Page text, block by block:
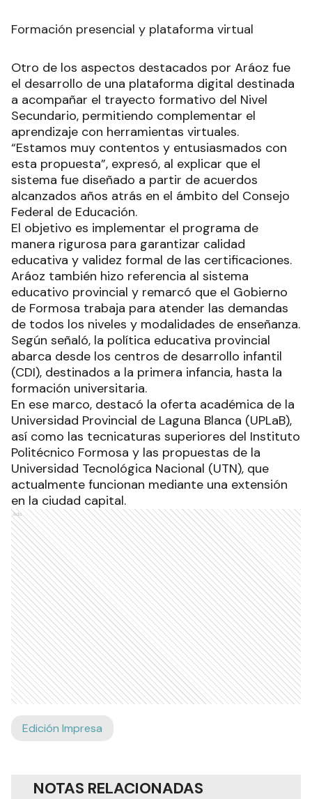
Formación presencial y plataforma virtual
Otro de los aspectos destacados por Aráoz fue
el desarrollo de una plataforma digital destinada
a acompañar el trayecto formativo del Nivel
Secundario, permitiendo complementar el
aprendizaje con herramientas virtuales.
“Estamos muy contentos y entusiasmados con
esta propuesta”, expresó, al explicar que el
sistema fue diseñado a partir de acuerdos
alcanzados años atrás en el ámbito del Consejo
Federal de Educación.
El objetivo es implementar el programa de
manera rigurosa para garantizar calidad
educativa y validez formal de las certificaciones.
Aráoz también hizo referencia al sistema
educativo provincial y remarcó que el Gobierno
de Formosa trabaja para atender las demandas
de todos los niveles y modalidades de enseñanza.
Según señaló, la política educativa provincial
abarca desde los centros de desarrollo infantil
(CDI), destinados a la primera infancia, hasta la
formación universitaria.
En ese marco, destacó la oferta académica de la
Universidad Provincial de Laguna Blanca (UPLaB),
así como las tecnicaturas superiores del Instituto
Politécnico Formosa y las propuestas de la
Universidad Tecnológica Nacional (UTN), que
actualmente funcionan mediante una extensión
en la ciudad capital.
Ads
Edición Impresa
NOTAS RELACIONADAS